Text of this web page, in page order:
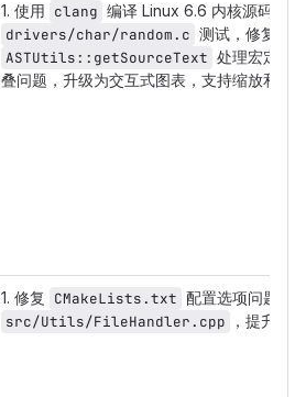
1. 使用 clang 编译 Linux 6.6 内核源码，
drivers/char/random.c 测试，修复宏
ASTUtils::getSourceText 处理宏定义
叠问题，升级为交互式图表，支持缩放和拖
1. 修复 CMakeLists.txt 配置选项问题，
src/Utils/FileHandler.cpp
，提升多